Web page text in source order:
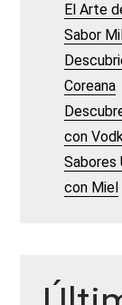
El Arte
Sabor
Coreana
con
Sabores
con Miel